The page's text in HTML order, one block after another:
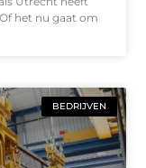
het nu gaat om
BEDRIJVEN